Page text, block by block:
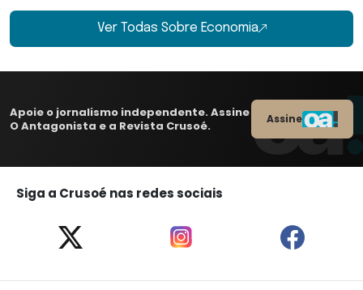
Ver Todas Sobre Economia
Apoie o jornalismo independente. Assine
O Antagonista e a Revista Crusoé.
Assine
Siga a Crusoé nas redes sociais